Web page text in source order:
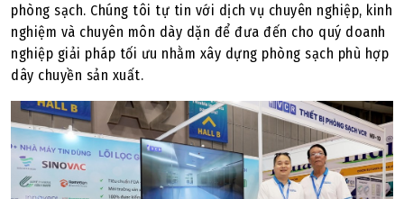
phòng sạch. Chúng tôi tự tin với dịch vụ chuyên nghiệp, kinh
nghiệm và chuyên môn dày dặn để đưa đến cho quý doanh
nghiệp giải pháp tối ưu nhằm xây dựng phòng sạch phù hợp
dây chuyền sản xuất.